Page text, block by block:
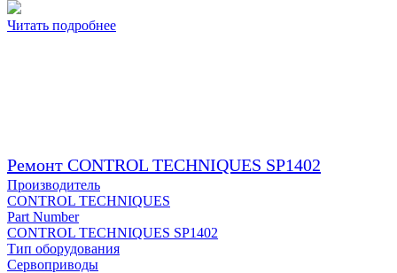
Читать подробнее
Ремонт CONTROL TECHNIQUES SP1402
Производитель
CONTROL TECHNIQUES
Part Number
CONTROL TECHNIQUES SP1402
Тип оборудования
Сервоприводы